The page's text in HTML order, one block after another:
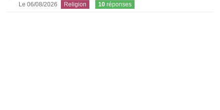
Le 06/08/2026 Religion 10 réponses